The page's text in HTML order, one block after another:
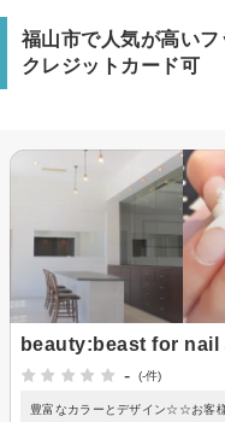
福山市で人気が高いフ
クレジットカード可
beauty:beast for nail
-
(-件)
豊富なカラーとデザイン☆☆お客